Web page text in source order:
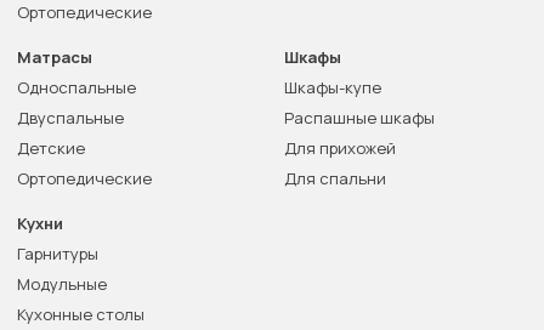
Ортопедические
Матрасы
Односпальные
Двуспальные
Детские
Ортопедические
Шкафы
Шкафы-купе
Распашные шкафы
Для прихожей
Для спальни
Кухни
Гарнитуры
Модульные
Кухонные столы